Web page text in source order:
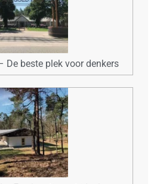
De beste plek voor denkers